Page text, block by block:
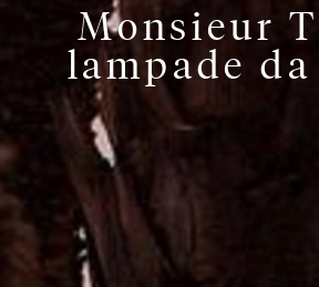
Monsieur
lampade